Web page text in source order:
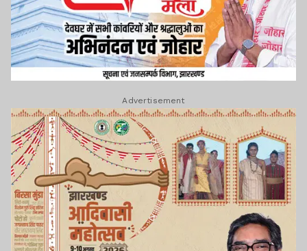
Advertisement